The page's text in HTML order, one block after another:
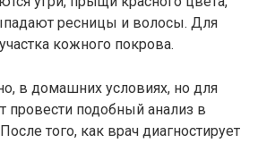
ресницы и волосы. Для
кожного покрова.
в домашних условиях, но для
провести подобный анализ в
того, как врач диагностирует